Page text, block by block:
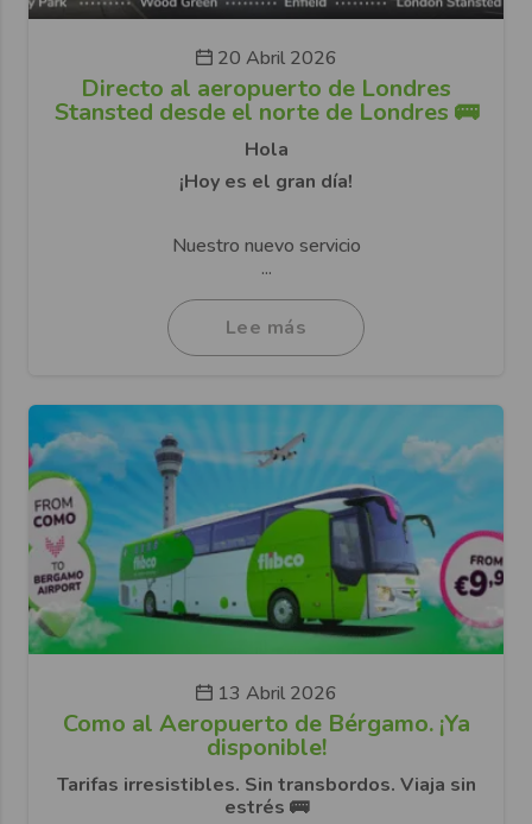
20 Abril 2026
Directo al aeropuerto de Londres
Stansted desde el norte de Londres 🚌
Hola
¡Hoy es el gran día!
Nuestro nuevo servicio
...
Lee más
13 Abril 2026
Como al Aeropuerto de Bérgamo. ¡Ya
disponible!
Tarifas irresistibles. Sin transbordos. Viaja sin
estrés 🚌